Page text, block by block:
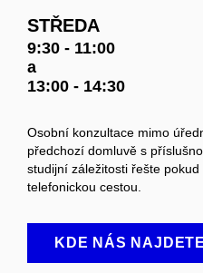
STŘEDA
9:30 - 11:00
a
13:00 - 14:30
Osobní konzultace mimo
předchozí domluvě s
studijní záležitosti řešte
telefonickou cestou.
KDE NÁS NAJDETE